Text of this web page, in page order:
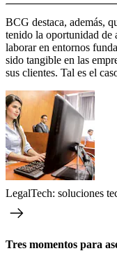
BCG destaca, además,
tenido la oportunidad de
laborar en entornos
sido tangible en las
sus clientes. Tal es el
LegalTech: soluciones
Tres momentos para